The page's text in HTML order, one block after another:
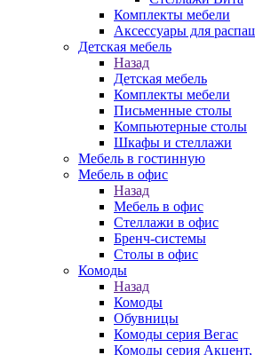
Комплекты мебели
Аксессуары для
Детская мебель
Назад
Детская мебель
Комплекты мебели
Письменные столы
Компьютерные столы
Шкафы и стеллажи
Мебель в гостинную
Мебель в офис
Назад
Мебель в офис
Стеллажи в офис
Бренч-системы
Столы в офис
Комоды
Назад
Комоды
Обувницы
Комоды серия Вегас
Комоды серия